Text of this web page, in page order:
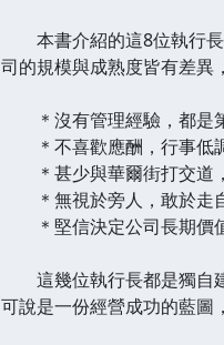
本書介紹的這8位執行長
司的規模與成熟度皆有差異
＊沒有管理經驗，都是
＊不喜歡應酬，行事低
＊甚少與華爾街打交道
＊無視於旁人，敢於走
＊堅信決定公司長期價
這幾位執行長都是獨自建
可說是一份經營成功的藍圖
繼續